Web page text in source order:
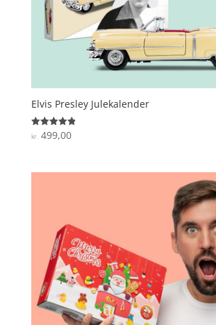
Elvis Presley Julekalender
Vurderet
4.9
kr.499,00